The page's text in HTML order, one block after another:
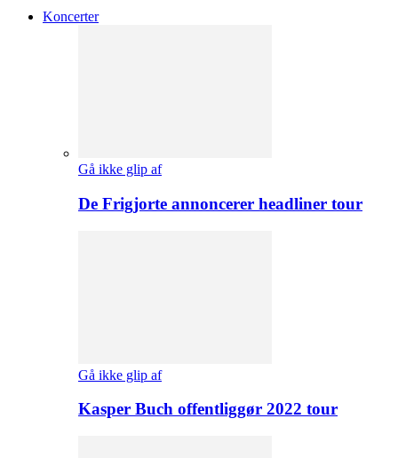
Koncerter
Gå ikke glip af
De Frigjorte annoncerer headliner tour
Gå ikke glip af
Kasper Buch offentliggør 2022 tour